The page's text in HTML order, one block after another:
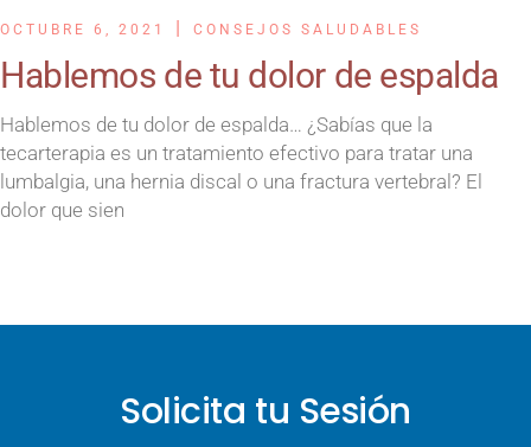
OCTUBRE 6, 2021 CONSEJOS SALUDABLES
Hablemos de tu dolor de espalda
Hablemos de tu dolor de espalda… ¿Sabías que la
tecarterapia es un tratamiento efectivo para tratar una
lumbalgia, una hernia discal o una fractura vertebral? El
dolor que sien
Solicita tu Sesión